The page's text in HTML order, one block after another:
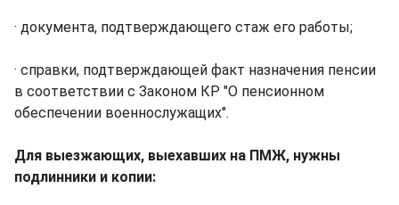
· документа, подтверждающего стаж его работы;
· справки, подтверждающей факт назначения пенсии
в соответствии с Законом КР "О пенсионном
обеспечении военнослужащих".
Для выезжающих, выехавших на ПМЖ, нужны
подлинники и копии: